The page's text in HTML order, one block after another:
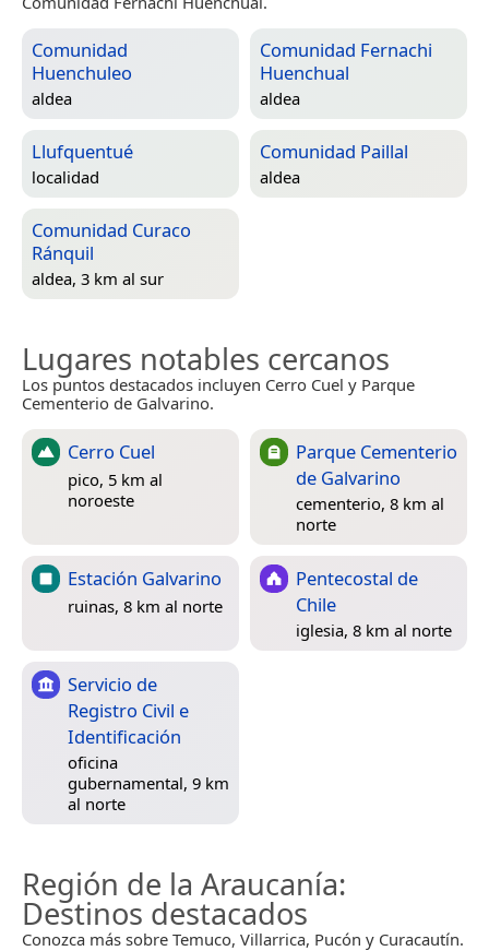
Comunidad
Huenchuleo
aldea
Comunidad Fernachi
Huenchual
aldea
Llufquentué
localidad
Comunidad Paillal
aldea
Comunidad Curaco
Ránquil
aldea, 3 km al sur
Lugares notables cercanos
Los puntos destacados incluyen Cerro Cuel y Parque
Cementerio de Galvarino.
Cerro Cuel
pico, 5 km al
noroeste
Parque Cementerio
de Galvarino
cementerio, 8 km al
norte
Estación Galvarino
ruinas, 8 km al norte
Pentecostal de
Chile
iglesia, 8 km al norte
Servicio de
Registro Civil e
Identificación
oficina
gubernamental, 9 km
al norte
Región de la Araucanía:
Destinos destacados
Conozca más sobre Temuco, Villarrica, Pucón y Curacautín.